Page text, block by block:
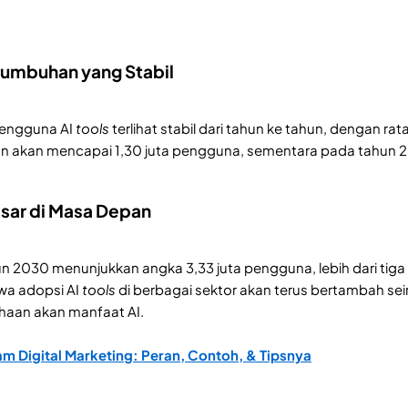
yang Stabil
AI tools terlihat stabil dari tahun ke tahun, dengan
akan mencapai 1,30 juta pengguna, sementara pada tahun
di Masa Depan
2030 menunjukkan angka 3,33 juta pengguna, lebih dari
adopsi AI tools di berbagai sektor akan terus bertambah
akan manfaat AI.
Digital Marketing: Peran, Contoh, & Tipsnya